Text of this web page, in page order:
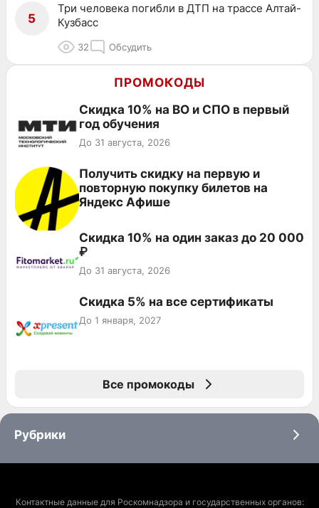
5
Три человека погибли в ДТП на трассе Алтай-
Кузбасс
32 Обсудить
ПРОМОКОДЫ
Скидка 10% на ВО и СПО в первый
год обучения
До 31 августа, 2026
Получить скидку на первую и
повторную покупку билетов на
Яндекс Афише
Скидка 10% на один заказ до 20 000
₽
До 31 августа, 2026
Скидка 5% на все сертификаты
До 1 января, 2027
Все промокоды
Рубрики
Контактные данные для Роскомнадзора и государственных органов: